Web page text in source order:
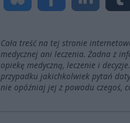
Cała treść na tej stronie
medycznej ani leczenia. Żadna z
opiekę medyczną, leczenie i
przypadku jakichkolwiek pytań
nie opóźniaj jej z powodu czegoś,